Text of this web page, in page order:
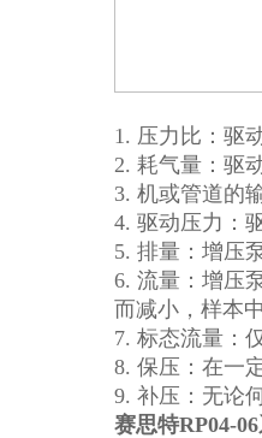
1. 压力比：驱
2. 耗气量： 驱
3. 机或管道的
4. 驱动压力：
5. 排量：增压
6. 流量：增压
而减小，样本
7. 标态流量：
8. 保压：在一
9. 补压：无论
赛思特RP04-